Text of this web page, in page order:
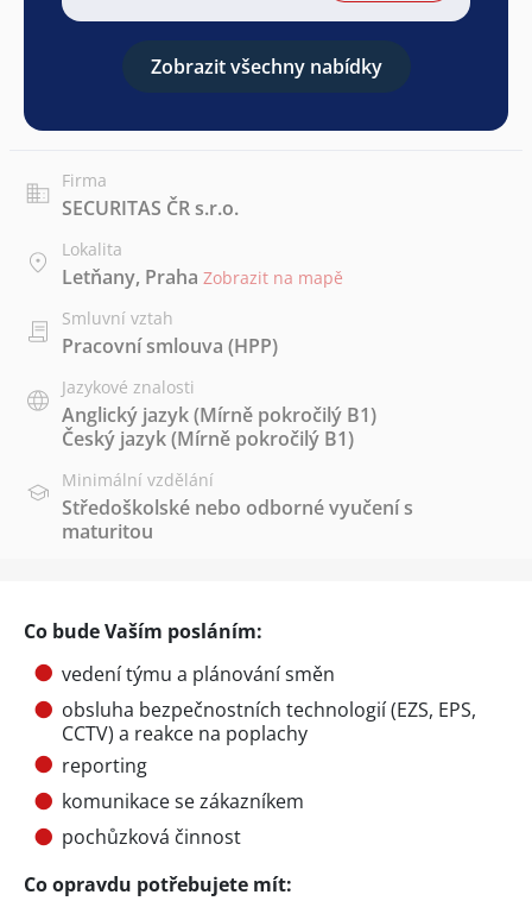
Zobrazit všechny nabídky
Firma
SECURITAS ČR s.r.o.
Lokalita
Letňany, Praha Zobrazit na mapě
Smluvní vztah
Pracovní smlouva (HPP)
Jazykové znalosti
Anglický jazyk(Mírně pokročilý B1)
Český jazyk(Mírně pokročilý B1)
Minimální vzdělání
Středoškolské nebo odborné vyučení s
maturitou
Co bude Vaším posláním:
vedení týmu a plánování směn
obsluha bezpečnostních technologií (EZS, EPS,
CCTV) a reakce na poplachy
reporting
komunikace se zákazníkem
pochůzková činnost
Co opravdu potřebujete mít: